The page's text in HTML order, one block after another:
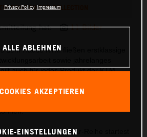
POWERWEAR COLLECTION
hat: 11 Bilder
dem Hause KTM fließen erstklassige
auch für jedes Produkt der KTM
Kollektionen RALLY PRO,
KTM PowerWear-Reihe startest
Privacy Policy Impressum
ALLE ABLEHNEN
AKZEPTIEREN
EINSTELLUNGEN